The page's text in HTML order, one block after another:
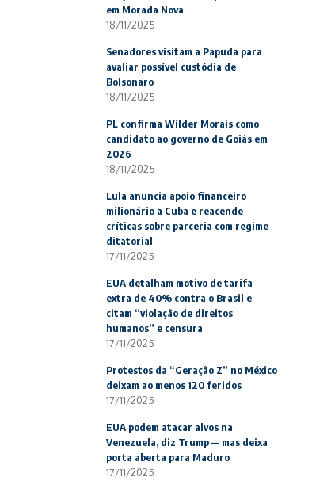
em Morada Nova
18/11/2025
Senadores visitam a Papuda para
avaliar possível custódia de
Bolsonaro
18/11/2025
PL confirma Wilder Morais como
candidato ao governo de Goiás em
2026
18/11/2025
Lula anuncia apoio financeiro
milionário a Cuba e reacende
críticas sobre parceria com regime
ditatorial
17/11/2025
EUA detalham motivo de tarifa
extra de 40% contra o Brasil e
citam “violação de direitos
humanos” e censura
17/11/2025
Protestos da “Geração Z” no México
deixam ao menos 120 feridos
17/11/2025
EUA podem atacar alvos na
Venezuela, diz Trump — mas deixa
porta aberta para Maduro
17/11/2025